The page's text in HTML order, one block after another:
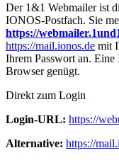
Der 1&1 Webmailer ist
IONOS-Postfach. Sie
https://
https://mail.ionos.de mit
Ihrem Passwort an.
Browser genügt.
Direkt zum Login
Login-URL: https://
Alternative: https://